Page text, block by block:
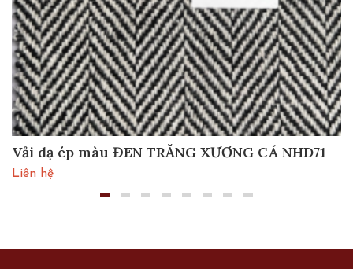
Vải dạ ép màu ĐEN TRẮNG XƯƠNG CÁ NHD71
Liên hệ